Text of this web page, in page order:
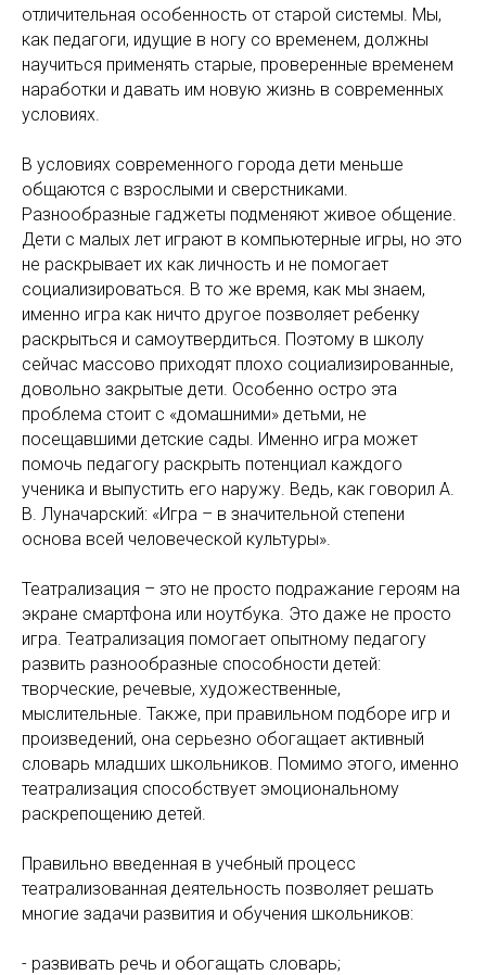
отличительная особенность от старой системы. Мы,
как педагоги, идущие в ногу со временем, должны
научиться применять старые, проверенные временем
наработки и давать им новую жизнь в современных
условиях.
В условиях современного города дети меньше
общаются с взрослыми и сверстниками.
Разнообразные гаджеты подменяют живое общение.
Дети с малых лет играют в компьютерные игры, но это
не раскрывает их как личность и не помогает
социализироваться. В то же время, как мы знаем,
именно игра как ничто другое позволяет ребенку
раскрыться и самоутвердиться. Поэтому в школу
сейчас массово приходят плохо социализированные,
довольно закрытые дети. Особенно остро эта
проблема стоит с «домашними» детьми, не
посещавшими детские сады. Именно игра может
помочь педагогу раскрыть потенциал каждого
ученика и выпустить его наружу. Ведь, как говорил А.
В. Луначарский: «Игра – в значительной степени
основа всей человеческой культуры».
Театрализация – это не просто подражание героям на
экране смартфона или ноутбука. Это даже не просто
игра. Театрализация помогает опытному педагогу
развить разнообразные способности детей:
творческие, речевые, художественные,
мыслительные. Также, при правильном подборе игр и
произведений, она серьезно обогащает активный
словарь младших школьников. Помимо этого, именно
театрализация способствует эмоциональному
раскрепощению детей.
Правильно введенная в учебный процесс
театрализованная деятельность позволяет решать
многие задачи развития и обучения школьников:
- развивать речь и обогащать словарь;